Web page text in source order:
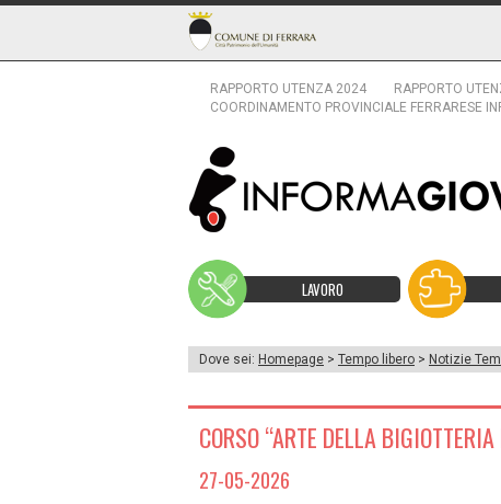
RAPPORTO UTENZA 2024 RAPPORTO
COORDINAMENTO PROVINCIALE FERRARESE
LAVORO
Dove sei: Homepage > Tempo libero > Notizie
CORSO “ARTE DELLA
27-05-2026